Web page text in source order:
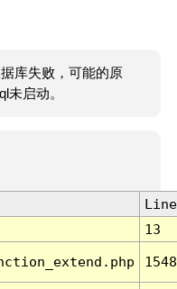
库失败，可能的原
未启动。
Line
13
1548